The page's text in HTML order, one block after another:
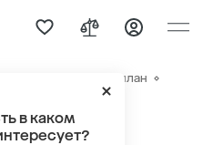
в каком
Генплан
м2